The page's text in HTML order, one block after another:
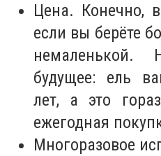
Цена. Конечно,
если вы берёте
немаленькой.
будущее: ель
лет, а это
ежегодная
Многоразовое